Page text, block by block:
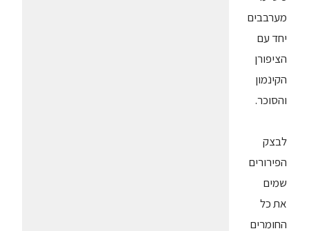
מערבבים
יחד עם
הציפורן
הקינמון
והסוכר.
לבצק
הפירורים
שמים
את כל
החומרים